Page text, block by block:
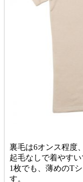
裏毛は6オンス程度
起毛なしで着やすい
1枚でも、薄めのT
す。